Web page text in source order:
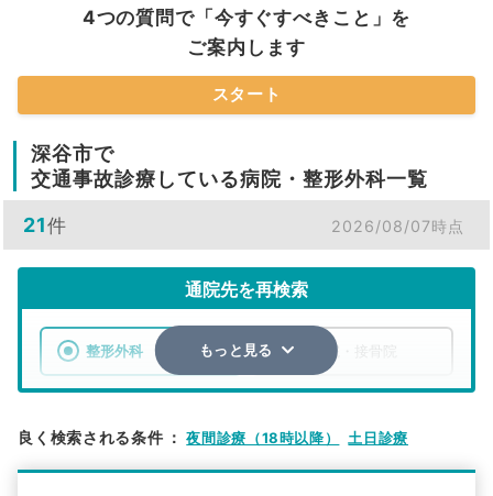
4つの質問で「今すぐすべきこと」を
ご案内します
スタート
深谷市で
交通事故診療している病院・整形外科一覧
21件 2026/08/07時点
通院先を再検索
整形外科 整骨院・接骨院
検索する
もっと見る
良く検索される条件 ： 夜間診療（18時以降） 土日診療